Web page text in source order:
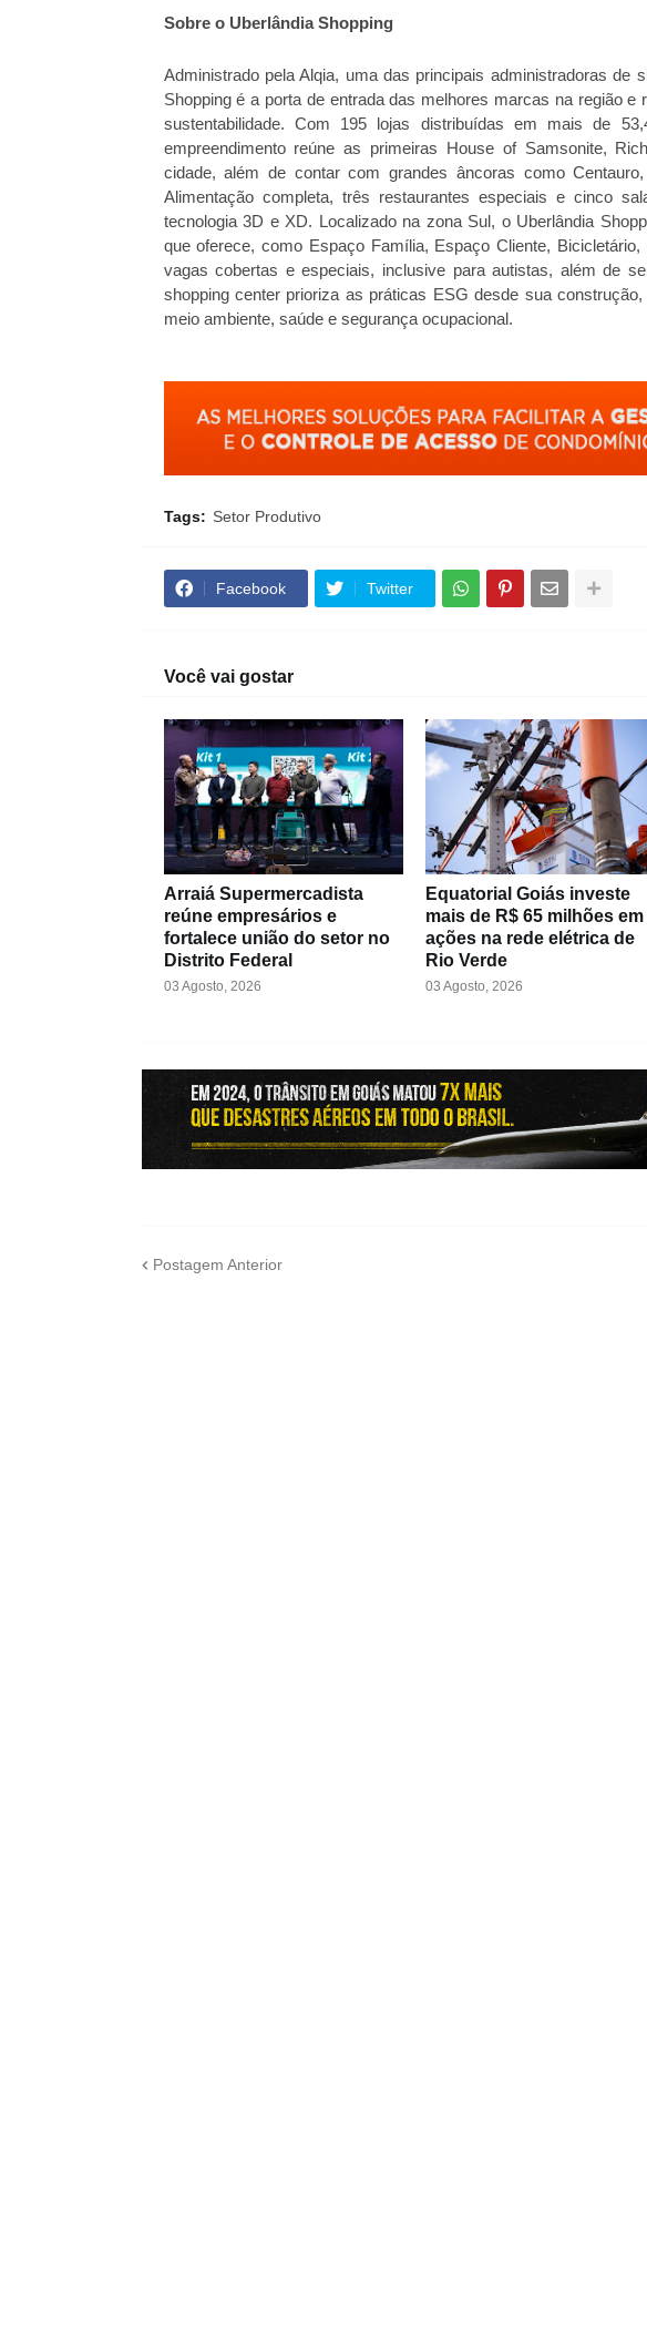
Sobre o Uberlândia Shopping
Administrado pela Alqia, uma das principais administradoras de
Shopping é a porta de entrada das melhores marcas na região e
sustentabilidade. Com 195 lojas distribuídas em mais de
empreendimento reúne as primeiras House of Samsonite,
cidade, além de contar com grandes âncoras como
Alimentação completa, três restaurantes especiais e cinco
tecnologia 3D e XD. Localizado na zona Sul, o Uberlândia
que oferece, como Espaço Família, Espaço Cliente,
vagas cobertas e especiais, inclusive para autistas, além de
shopping center prioriza as práticas ESG desde sua
meio ambiente, saúde e segurança ocupacional.
Tags: Setor Produtivo
Facebook Twitter
Você vai gostar
Arraiá Supermercadista
reúne empresários e
fortalece união do setor no
Distrito Federal
03 Agosto, 2026
Equatorial Goiás investe
mais de R$ 65 milhões em
ações na rede elétrica de
Rio Verde
03 Agosto, 2026
Postagem Anterior